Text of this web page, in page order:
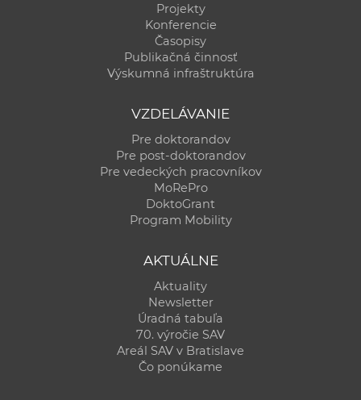
Projekty
Konferencie
Časopisy
Publikačná činnosť
Výskumná infraštruktúra
VZDELÁVANIE
Pre doktorandov
Pre post-doktorandov
Pre vedeckých pracovníkov
MoRePro
DoktoGrant
Program Mobility
AKTUÁLNE
Aktuality
Newsletter
Úradná tabuľa
70. výročie SAV
Areál SAV v Bratislave
Čo ponúkame